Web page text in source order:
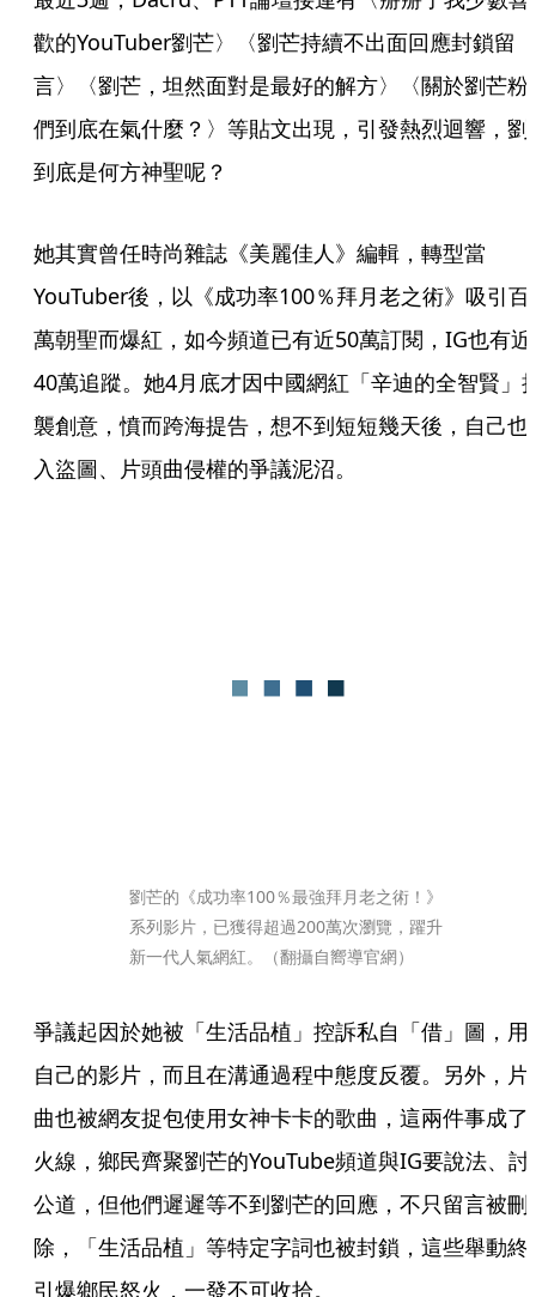
歡的YouTuber劉芒〉〈劉芒持續不出面回應封鎖留
言〉〈劉芒，坦然面對是最好的解方〉〈關於劉芒粉
們到底在氣什麼？〉等貼文出現，引發熱烈迴響，劉
到底是何方神聖呢？
她其實曾任時尚雜誌《美麗佳人》編輯，轉型當
YouTuber後，以《成功率100％拜月老之術》吸引百
萬朝聖而爆紅，如今頻道已有近50萬訂閱，IG也有近
40萬追蹤。她4月底才因中國網紅「辛迪的全智賢」
襲創意，憤而跨海提告，想不到短短幾天後，自己也
入盜圖、片頭曲侵權的爭議泥沼。
劉芒的《成功率100％最強拜月老之術！》
系列影片，已獲得超過200萬次瀏覽，躍升
新一代人氣網紅。（翻攝自嚮導官網）
爭議起因於她被「生活品植」控訴私自「借」圖，用
自己的影片，而且在溝通過程中態度反覆。另外，片
曲也被網友捉包使用女神卡卡的歌曲，這兩件事成了
火線，鄉民齊聚劉芒的YouTube頻道與IG要說法、討
公道，但他們遲遲等不到劉芒的回應，不只留言被刪
除，「生活品植」等特定字詞也被封鎖，這些舉動終
引爆鄉民怒火，一發不可收拾。